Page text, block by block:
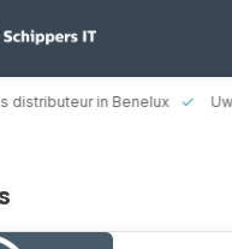
in Benelux Uw